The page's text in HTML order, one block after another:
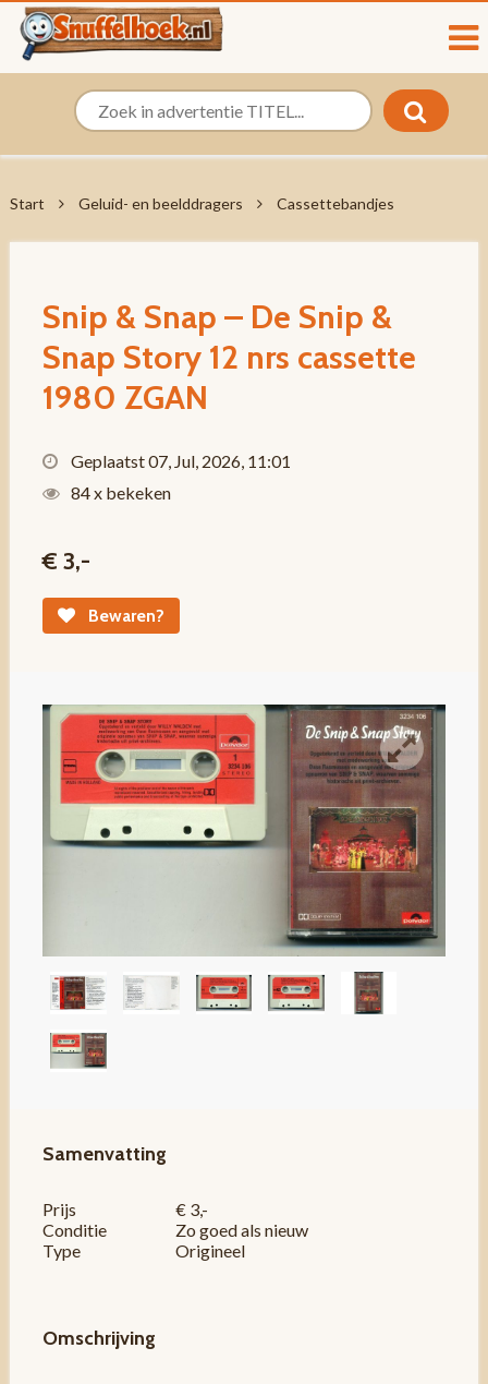
Start Geluid- en beelddragers Cassettebandjes
Snip & Snap – De Snip &
Snap Story 12 nrs cassette
1980 ZGAN
Geplaatst 07, Jul, 2026, 11:01
84 x bekeken
€ 3,-
Bewaren?
Samenvatting
Prijs
€ 3,-
Conditie
Zo goed als nieuw
Type
Origineel
Omschrijving